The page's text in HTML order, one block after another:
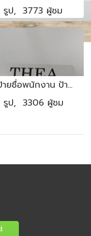
รูป, 3773 ผู้ชม
ป้ายชื่อพนักงาน ป้ายชื่อพนักงานคลีนิค
รูป, 3306 ผู้ชม